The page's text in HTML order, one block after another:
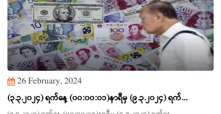
26 February, 2024
(၃.၃.၂၀၂၄) ရက်နေ့ (၀၀:၀၀:၀၁)နာရီမှ (၉.၃.၂၀၂၄) ရက်...